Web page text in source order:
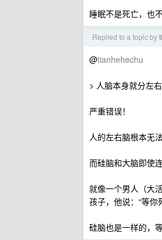
睡眠不是死亡，也
Replied to a topic by
@tianhehechu
> 人脑本身就分左
严重错误！
人的左右脑根本无
而硅脑和大脑即使
就像一个男人（大
孩子，他说：“等你
硅脑也是一样的，